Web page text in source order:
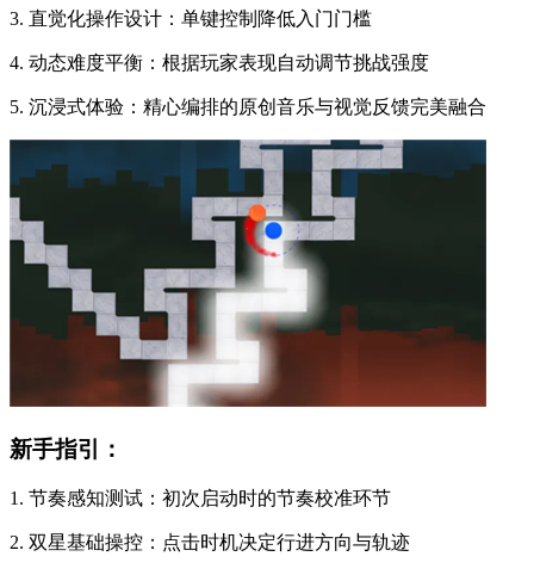
3. 直觉化操作设计：单键控制降低入门门槛
4. 动态难度平衡：根据玩家表现自动调节挑战强度
5. 沉浸式体验：精心编排的原创音乐与视觉反馈完美融合
新手指引：
1. 节奏感知测试：初次启动时的节奏校准环节
2. 双星基础操控：点击时机决定行进方向与轨迹